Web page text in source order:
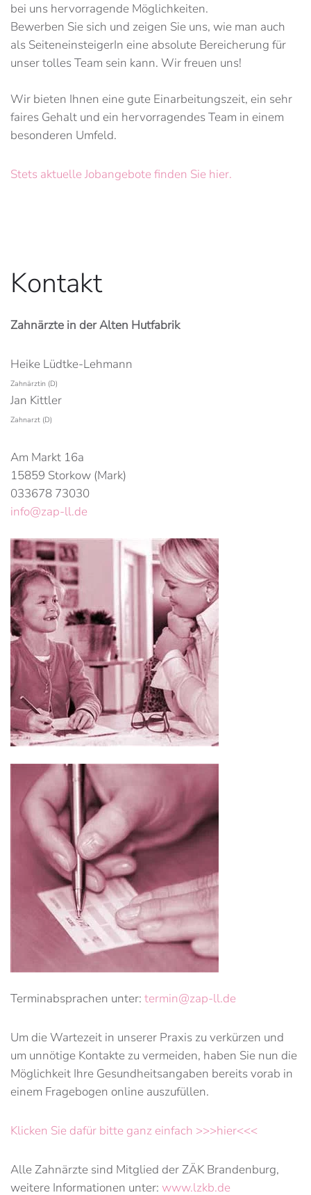
bei uns hervorragende Möglichkeiten.
Bewerben Sie sich und zeigen Sie uns, wie man auch
als SeiteneinsteigerIn eine absolute Bereicherung für
unser tolles Team sein kann. Wir freuen uns!
Wir bieten Ihnen eine gute Einarbeitungszeit, ein sehr
faires Gehalt und ein hervorragendes Team in einem
besonderen Umfeld.
Stets aktuelle Jobangebote finden Sie hier.
Kontakt
Zahnärzte in der Alten Hutfabrik
Heike Lüdtke-Lehmann
Zahnärztin (D)
Jan Kittler
Zahnarzt (D)
Am Markt 16a
15859 Storkow (Mark)
033678 73030
info@zap-ll.de
Terminabsprachen unter: termin@zap-ll.de
Um die Wartezeit in unserer Praxis zu verkürzen und
um unnötige Kontakte zu vermeiden, haben Sie nun die
Möglichkeit Ihre Gesundheitsangaben bereits vorab in
einem Fragebogen online auszufüllen.
Klicken Sie dafür bitte ganz einfach >>>hier<<<
Alle Zahnärzte sind Mitglied der ZÄK Brandenburg,
weitere Informationen unter: www.lzkb.de